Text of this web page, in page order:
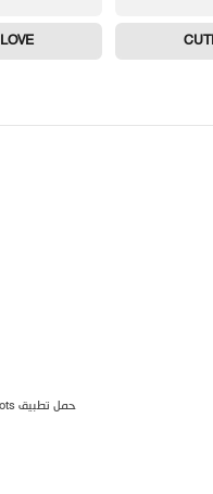
LOVE
حمل تطبيق newspoots